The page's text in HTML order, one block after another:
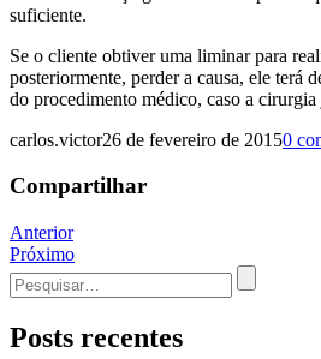
suficiente.
Se o cliente obtiver uma liminar para
posteriormente, perder a causa, ele terá
do procedimento médico, caso a cirurgia
carlos.victor26 de fevereiro de 20150
Compartilhar
Navegação
de
Post
Anterior
Próximo
Procurar
por:
Posts recentes